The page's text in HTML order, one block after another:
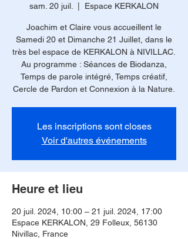
sam. 20 juil. Espace KERKALON
Joachim et Claire vous accueillent le
Samedi 20 et Dimanche 21 Juillet, dans le
très bel espace de KERKALON à NIVILLAC.
Au programme : Séances de Biodanza,
Temps de parole intégré, Temps créatif,
Cercle de Pardon et Connexion à la Nature.
Les inscriptions sont closes
Voir d'autres événements
Heure et lieu
20 juil. 2024, 10:00 – 21 juil. 2024, 17:00
Espace KERKALON, 29 Folleux, 56130
Nivillac, France